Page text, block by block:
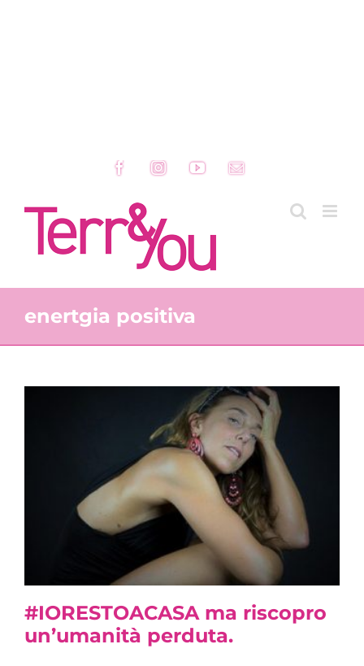
FacebookInstagramYouTubeEmail
enertgia positiva
#IORESTOACASA ma riscopro
un’umanità perduta.